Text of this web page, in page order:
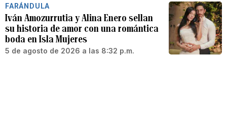
FARÁNDULA
Iván Amozurrutia y Alina Enero sellan
su historia de amor con una romántica
boda en Isla Mujeres
5 de agosto de 2026 a las 8:32 p.m.